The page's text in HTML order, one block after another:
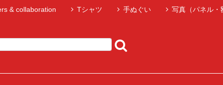
& collaboration Tシャツ 手ぬぐい 写真（パネル・